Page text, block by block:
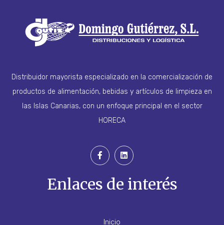
Distribuidor mayorista especializado en la comercialización de
productos de alimentación, bebidas y artículos de limpieza en
las Islas Canarias, con un enfoque principal en el sector
HORECA
Enlaces de interés
Inicio